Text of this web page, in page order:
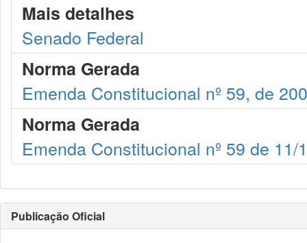
Mais detalhes
Senado Federal
Norma Gerada
Emenda Constitucional nº 59, de
Norma Gerada
Emenda Constitucional nº 59 de 11/
Publicação Oficial